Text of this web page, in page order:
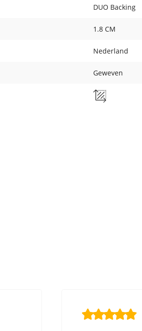
DUO Backing
1.8 CM
Nederland
Geweven